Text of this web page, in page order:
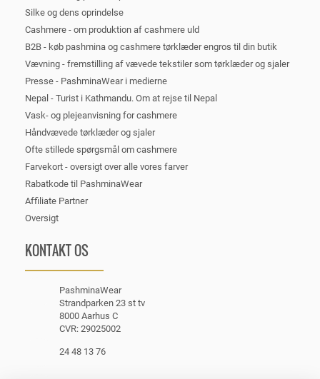
Silke og dens oprindelse
Cashmere - om produktion af cashmere uld
B2B - køb pashmina og cashmere tørklæder engros til din butik
Vævning - fremstilling af vævede tekstiler som tørklæder og sjaler
Presse - PashminaWear i medierne
Nepal - Turist i Kathmandu. Om at rejse til Nepal
Vask- og plejeanvisning for cashmere
Håndvævede tørklæder og sjaler
Ofte stillede spørgsmål om cashmere
Farvekort - oversigt over alle vores farver
Rabatkode til PashminaWear
Affiliate Partner
Oversigt
KONTAKT OS
PashminaWear
Strandparken 23 st tv
8000 Aarhus C
CVR: 29025002
24 48 13 76